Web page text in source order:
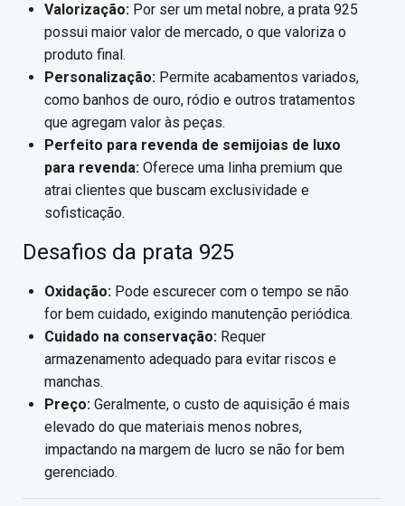
Valorização: Por ser um metal nobre, a prata 925
possui maior valor de mercado, o que valoriza o
produto final.
Personalização: Permite acabamentos variados,
como banhos de ouro, ródio e outros tratamentos
que agregam valor às peças.
Perfeito para revenda de semijoias de luxo
para revenda: Oferece uma linha premium que
atrai clientes que buscam exclusividade e
sofisticação.
Desafios da prata 925
Oxidação: Pode escurecer com o tempo se não
for bem cuidado, exigindo manutenção periódica.
Cuidado na conservação: Requer
armazenamento adequado para evitar riscos e
manchas.
Preço: Geralmente, o custo de aquisição é mais
elevado do que materiais menos nobres,
impactando na margem de lucro se não for bem
gerenciado.